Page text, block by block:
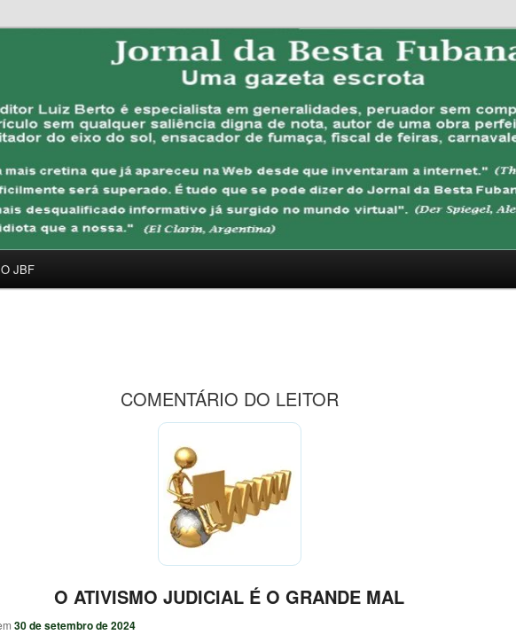
JBF
COMENTÁRIO DO LEITOR
O ATIVISMO JUDICIAL É O GRANDE MAL
30 de setembro de 2024